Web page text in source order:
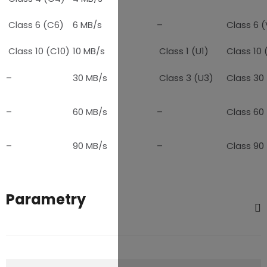
Class 6 (C6) 6 MB/s – Class 6
Class 10 (C10) 10 MB/s Class 1 (U1) Class 10
– 30 MB/s Class 3 (U3) Class
– 60 MB/s – Class
– 90 MB/s – Class
Parametry